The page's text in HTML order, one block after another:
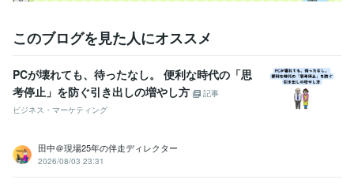
このブログを見た人にオススメ
PCが壊れても、待ったなし。 便利な時代の「思
考停止」を防ぐ引き出しの増やし方
記事
ビジネス・マーケティング
田中＠現場25年の伴走ディレクター
2026/08/03 23:31